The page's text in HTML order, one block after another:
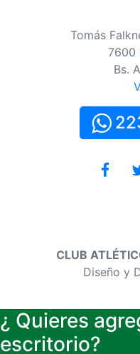
Tomás
7600
Bs.
CLUB
Diseño y
¿ Quieres
escritorio?